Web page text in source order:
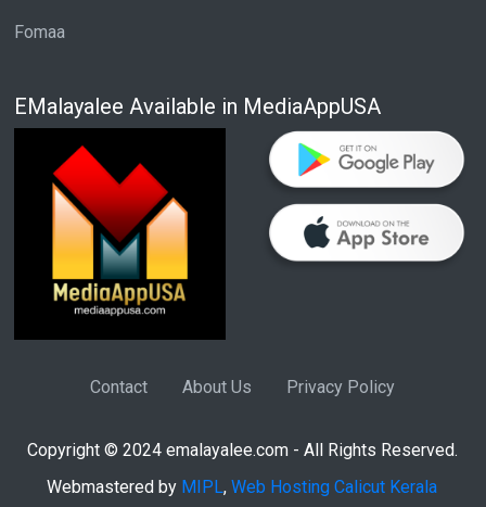
Fomaa
EMalayalee Available in MediaAppUSA
Contact About Us Privacy Policy
Copyright © 2024 emalayalee.com - All Rights Reserved.
Webmastered by MIPL, Web Hosting Calicut Kerala